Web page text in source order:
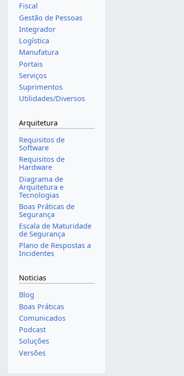
Fiscal
Gestão de Pessoas
Integrador
Logística
Manufatura
Portais
Serviços
Suprimentos
Utilidades/Diversos
Arquitetura
Requisitos de
Software
Requisitos de
Hardware
Diagrama de
Arquitetura e
Tecnologias
Boas Práticas de
Segurança
Escala de Maturidade
de Segurança
Plano de Respostas a
Incidentes
Noticias
Blog
Boas Práticas
Comunicados
Podcast
Soluções
Versões